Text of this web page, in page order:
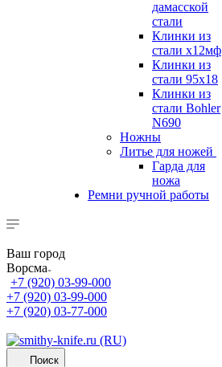
дамасской
стали
Клинки из
стали х12мф
Клинки из
стали 95х18
Клинки из
стали Bohler
N690
Ножны
Литье для ножей
Гарда для
ножа
Ремни ручной работы
Ваш город
Ворсма
+7 (920) 03-99-000
+7 (920) 03-99-000
+7 (920) 03-77-000
Поиск